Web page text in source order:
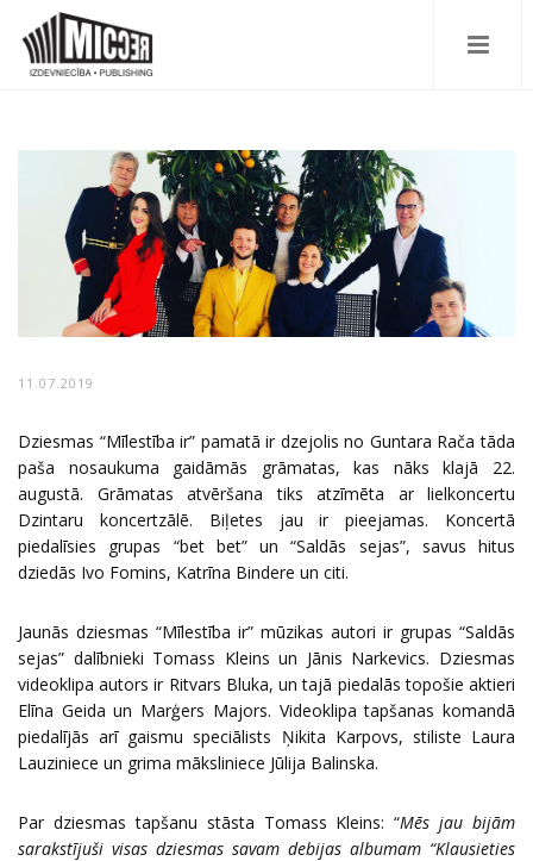
11.07.2019
Dziesmas “Mīlestība ir” pamatā ir dzejolis no Guntara Rača tāda
paša nosaukuma gaidāmās grāmatas, kas nāks klajā 22.
augustā. Grāmatas atvēršana tiks atzīmēta ar lielkoncertu
Dzintaru koncertzālē. Biļetes jau ir pieejamas. Koncertā
piedalīsies grupas “bet bet” un “Saldās sejas”, savus hitus
dziedās Ivo Fomins, Katrīna Bindere un citi.
Jaunās dziesmas “Mīlestība ir” mūzikas autori ir grupas “Saldās
sejas” dalībnieki Tomass Kleins un Jānis Narkevics. Dziesmas
videoklipa autors ir Ritvars Bluka, un tajā piedalās topošie aktieri
Elīna Geida un Marģers Majors. Videoklipa tapšanas komandā
piedalījās arī gaismu speciālists Ņikita Karpovs, stiliste Laura
Lauziniece un grima māksliniece Jūlija Balinska.
Par dziesmas tapšanu stāsta Tomass Kleins: “Mēs jau bijām
sarakstījuši visas dziesmas savam debijas albumam “Klausieties